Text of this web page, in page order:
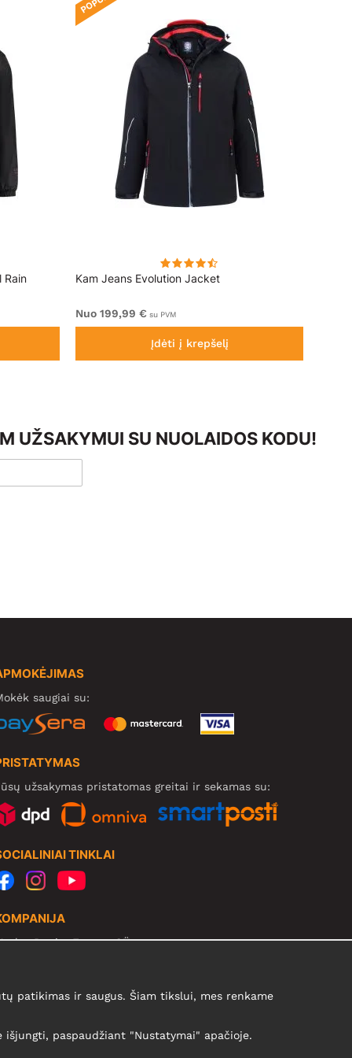
Rain
Kam Jeans Evolution Jacket
Nuo 199,99 € su PVM
Įdėti į krepšelį
UŽSAKYMUI SU NUOLAIDOS KODU!
saugiai su:
užsakymas pristatomas greitai ir sekamas su:
TINKLAI
Denim Europe OÜ
Negrąžinti produktų šiuo adresu!
patikimas ir saugus. Šiam tikslui, mes renkame
paspaudžiant "Nustatymai" apačioje.